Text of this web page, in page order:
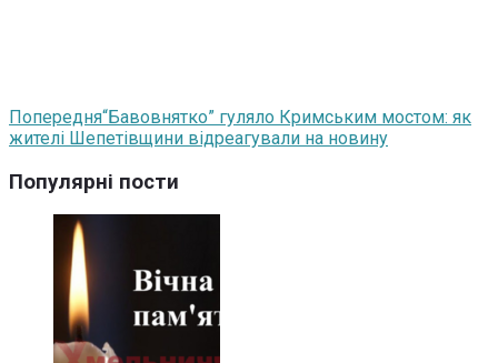
Попередня“Бавовнятко” гуляло Кримським мостом: як
жителі Шепетівщини відреагували на новину
Популярні пости